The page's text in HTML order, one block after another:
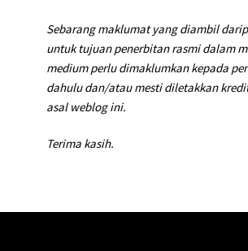
Sebarang maklumat yang diambil
untuk tujuan penerbitan rasmi dalam
medium perlu dimaklumkan kepada
dahulu dan/atau mesti diletakkan
asal weblog ini.
Terima kasih.